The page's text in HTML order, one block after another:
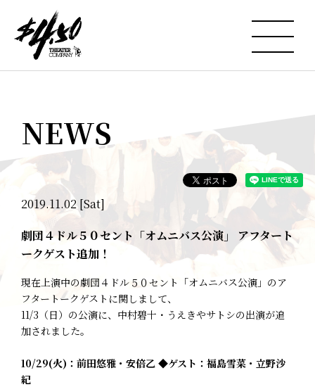
NEWS
2019.11.02 [Sat]
劇団４ドル５０セント「オムニバス公演」 アフタート
ークゲスト追加！
現在上演中の劇団４ドル５０セント「オムニバス公演」のア
フタートークゲストに関しまして、
11/3（日）の公演に、中村碧十・うえきやサトシの出演が追
加されました。
10/29(火)：前田悠雅・安倍乙 ◆ゲスト：福島雪菜・立野沙
紀